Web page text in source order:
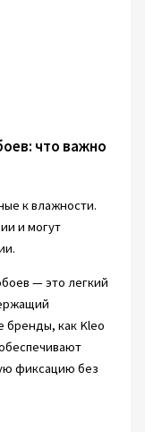
что важно
к влажности.
и могут
— это легкий
бренды, как Kleo
фиксацию без